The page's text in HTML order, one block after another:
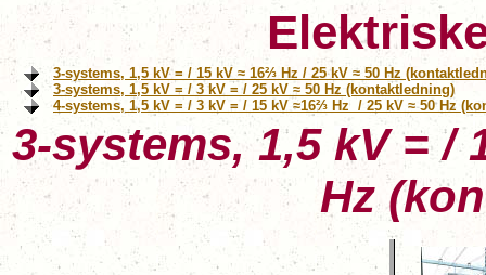
3-systems, 1,5 kV = / 15 kV ≈ 16⅔ Hz / 25 kV ≈ 50 Hz
3-systems, 1,5 kV = / 3 kV = / 25 kV ≈ 50 Hz (kontaktledning)
4-systems, 1,5 kV = / 3 kV = / 15 kV ≈16⅔ Hz / 25 kV ≈ 50 Hz
3-systems, 1,5 kV = /
Hz